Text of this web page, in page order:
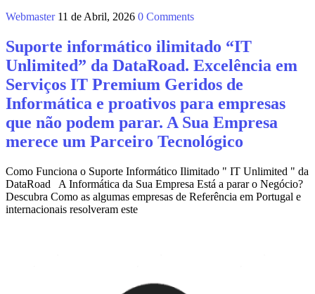
Webmaster 11 de Abril, 2026 0 Comments
Suporte informático ilimitado “IT
Unlimited” da DataRoad. Excelência em
Serviços IT Premium Geridos de
Informática e proativos para empresas
que não podem parar. A Sua Empresa
merece um Parceiro Tecnológico
Como Funciona o Suporte Informático Ilimitado " IT Unlimited " da
DataRoad A Informática da Sua Empresa Está a parar o Negócio?
Descubra Como as algumas empresas de Referência em Portugal e
internacionais resolveram este